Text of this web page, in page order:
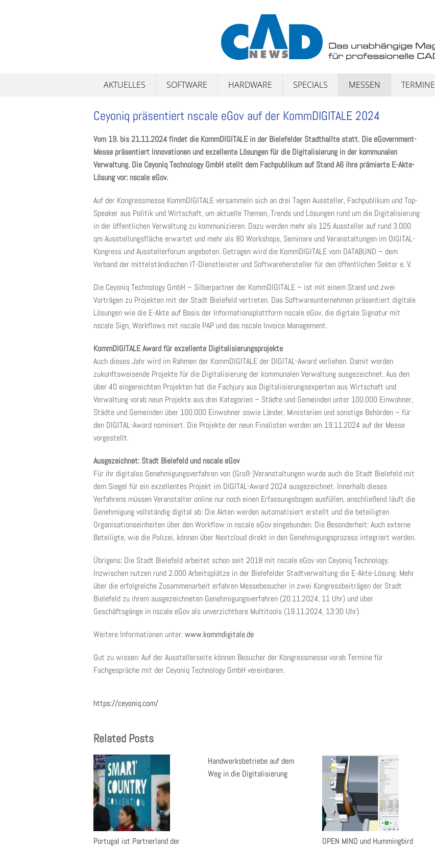
AKTUELLES SOFTWARE HARDWARE SPECIALS MESSEN TERMINE
Ceyoniq präsentiert nscale eGov auf der KommDIGITALE 2024
Vom 19. bis 21.11.2024 findet die KommDIGITALE in der Bielefelder Stadthallte statt. Die eGovernment-
Messe präsentiert Innovationen und exzellente Lösungen für die Digitalisierung in der kommunalen
Verwaltung. Die Ceyoniq Technology GmbH stellt dem Fachpublikum auf Stand A6 ihre prämierte E-Akte-
Lösung vor: nscale eGov.
Auf der Kongressmesse KommDIGITALE versammeln sich an drei Tagen Aussteller, Fachpublikum und Top-
Speaker aus Politik und Wirtschaft, um aktuelle Themen, Trends und Lösungen rund um die Digitalisierung
in der öffentlichen Verwaltung zu kommunizieren. Dazu werden mehr als 125 Aussteller auf rund 3.000
qm Ausstellungsfläche erwartet und mehr als 80 Workshops, Seminare und Veranstaltungen im DIGITAL-
Kongress und Ausstellerforum angeboten. Getragen wird die KommDIGITALE vom DATABUND – dem
Verband der mittelständischen IT-Dienstleister und Softwarehersteller für den öffentlichen Sektor e. V.
Die Ceyoniq Technology GmbH – Silberpartner der KommDIGITALE – ist mit einem Stand und zwei
Vorträgen zu Projekten mit der Stadt Bielefeld vertreten. Das Softwareunternehmen präsentiert digitale
Lösungen wie die E-Akte auf Basis der Informationsplattform nscale eGov, die digitale Signatur mit
nscale Sign, Workflows mit nscale PAP und das nscale Invoice Management.
KommDIGITALE Award für exzellente Digitalisierungsprojekte
Auch dieses Jahr wird im Rahmen der KommDIGITALE der DIGITAL-Award verliehen. Damit werden
zukunftsweisende Projekte für die Digitalisierung der kommunalen Verwaltung ausgezeichnet. Aus den
über 40 eingereichten Projekten hat die Fachjury aus Digitalisierungsexperten aus Wirtschaft und
Verwaltung vorab neun Projekte aus drei Kategorien – Städte und Gemeinden unter 100.000 Einwohner,
Städte und Gemeinden über 100.000 Einwohner sowie Länder, Ministerien und sonstige Behörden – für
den DIGITAL-Award nominiert. Die Projekte der neun Finalisten werden am 19.11.2024 auf der Messe
vorgestellt.
Ausgezeichnet: Stadt Bielefeld und nscale eGov
Für ihr digitales Genehmigungsverfahren von (Groß-)Veranstaltungen wurde auch die Stadt Bielefeld mit
dem Siegel für ein exzellentes Projekt im DIGITAL-Award 2024 ausgezeichnet. Innerhalb dieses
Verfahrens müssen Veranstalter online nur noch einen Erfassungsbogen ausfüllen, anschließend läuft die
Genehmigung vollständig digital ab: Die Akten werden automatisiert erstellt und die beteiligten
Organisationseinheiten über den Workflow in nscale eGov eingebunden. Die Besonderheit: Auch externe
Beteiligte, wie die Polizei, können über Nextcloud direkt in den Genehmigungsprozess integriert werden.
Übrigens: Die Stadt Bielefeld arbeitet schon seit 2018 mit nscale eGov von Ceyoniq Technology.
Inzwischen nutzen rund 2.000 Arbeitsplätze in der Bielefelder Stadtverwaltung die E-Akte-Lösung. Mehr
über die erfolgreiche Zusammenarbeit erfahren Messebesucher in zwei Kongressbeiträgen der Stadt
Bielefeld zu ihrem ausgezeichneten Genehmigungsverfahren (20.11.2024, 11 Uhr) und über
Geschäftsgänge in nscale eGov als unverzichtbare Multitools (19.11.2024, 13:30 Uhr).
Weitere Informationen unter:www.kommdigitale.de
Gut zu wissen: Auf der Ausstellerseite können Besucher der Kongressmesse vorab Termine für
Fachgespräche mit der Ceyoniq Technology GmbH vereinbaren.
https://ceyoniq.com/
Related Posts
Portugal ist Partnerland der
Handwerksbetriebe auf dem
Weg in die Digitalisierung
OPEN MIND und Hummingbird